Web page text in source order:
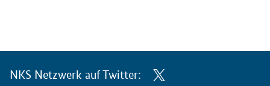
NKS Netzwerk auf Twitter: